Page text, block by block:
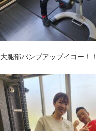
大腿部パンプアップイコー！！